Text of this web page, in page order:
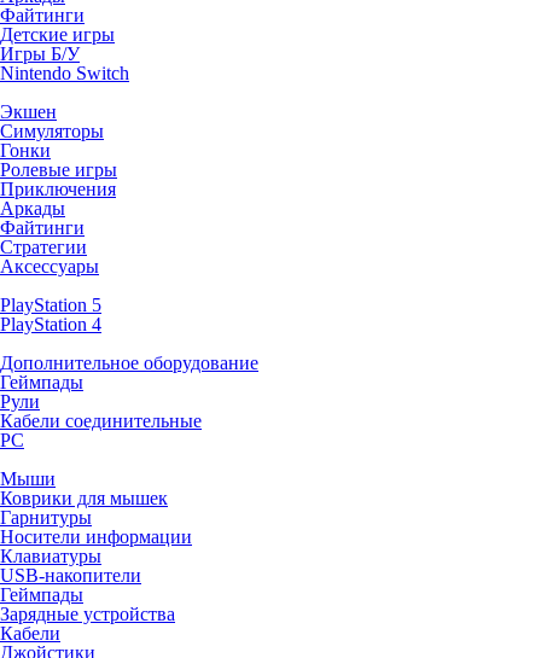
Файтинги
Детские игры
Игры Б/У
Nintendo Switch
Экшен
Симуляторы
Гонки
Ролевые игры
Приключения
Аркады
Файтинги
Стратегии
Аксессуары
PlayStation 5
PlayStation 4
Дополнительное оборудование
Геймпады
Рули
Кабели соединительные
PC
Мыши
Коврики для мышек
Гарнитуры
Носители информации
Клавиатуры
USB-накопители
Геймпады
Зарядные устройства
Кабели
Джойстики